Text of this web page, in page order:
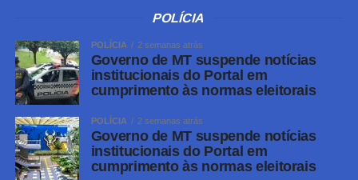
Grosso (Sesp), a regulamentação, atualização,
divulgação e a forma de acesso ao cadastro, que deverá
ser disponibilizado no site eletrônico da Secretaria.
Fonte:ALMT – MT
WhatsApp
Facebook
POLÍCIA
POLÍCIA 2 semanas atrás
Governo de MT suspende notícias
institucionais do Portal em
cumprimento às normas eleitorais
POLÍCIA 2 semanas atrás
Governo de MT suspende notícias
institucionais do Portal em
cumprimento às normas eleitorais